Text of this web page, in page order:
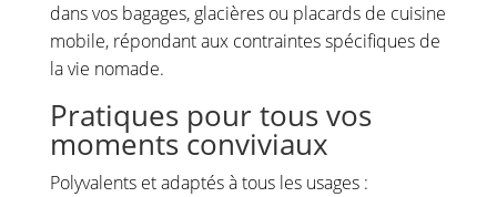
dans vos bagages, glacières ou placards de cuisine
mobile, répondant aux contraintes spécifiques de
la vie nomade.
Pratiques pour tous vos
moments conviviaux
Polyvalents et adaptés à tous les usages :